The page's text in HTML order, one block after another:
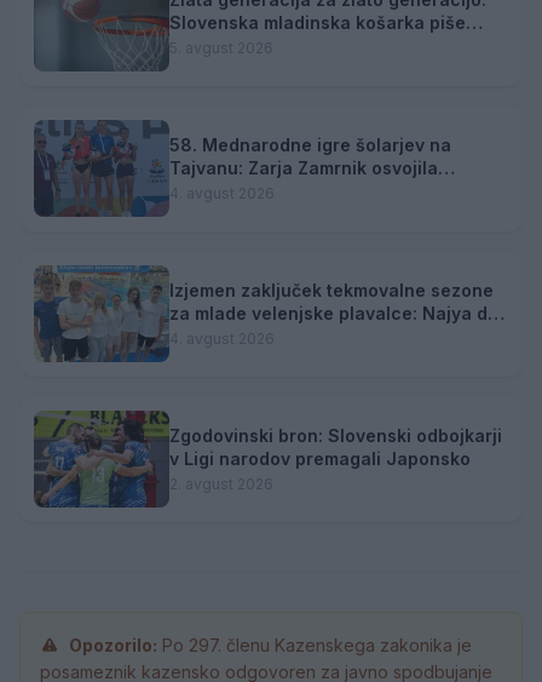
Slovenska mladinska košarka piše
zgodovino
5. avgust 2026
58. Mednarodne igre šolarjev na
Tajvanu: Zarja Zamrnik osvojila
srebrno medaljo
4. avgust 2026
Izjemen zaključek tekmovalne sezone
za mlade velenjske plavalce: Najya do
tretjega naziva državne prvakinje
4. avgust 2026
Zgodovinski bron: Slovenski odbojkarji
v Ligi narodov premagali Japonsko
2. avgust 2026
Opozorilo: Po 297. členu Kazenskega zakonika je
posameznik kazensko odgovoren za javno spodbujanje